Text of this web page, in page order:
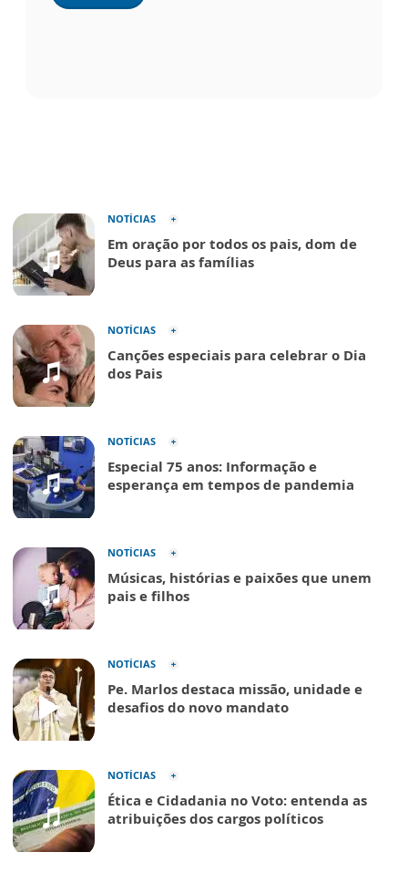
NOTÍCIAS
Em oração por todos os pais, dom de
Deus para as famílias
NOTÍCIAS
Canções especiais para celebrar o Dia
dos Pais
NOTÍCIAS
Especial 75 anos: Informação e
esperança em tempos de pandemia
NOTÍCIAS
Músicas, histórias e paixões que unem
pais e filhos
NOTÍCIAS
Pe. Marlos destaca missão, unidade e
desafios do novo mandato
NOTÍCIAS
Ética e Cidadania no Voto: entenda as
atribuições dos cargos políticos